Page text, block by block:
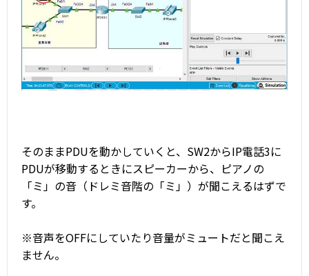
そのままPDUを動かしていくと、SW2からIP電話3に
PDUが移動するときにスピーカーから、ピアノの
「ミ」の音（ドレミ音階の「ミ」）が聞こえるはずで
す。
※音声をOFFにしていたり音量がミュートだと聞こえ
ません。